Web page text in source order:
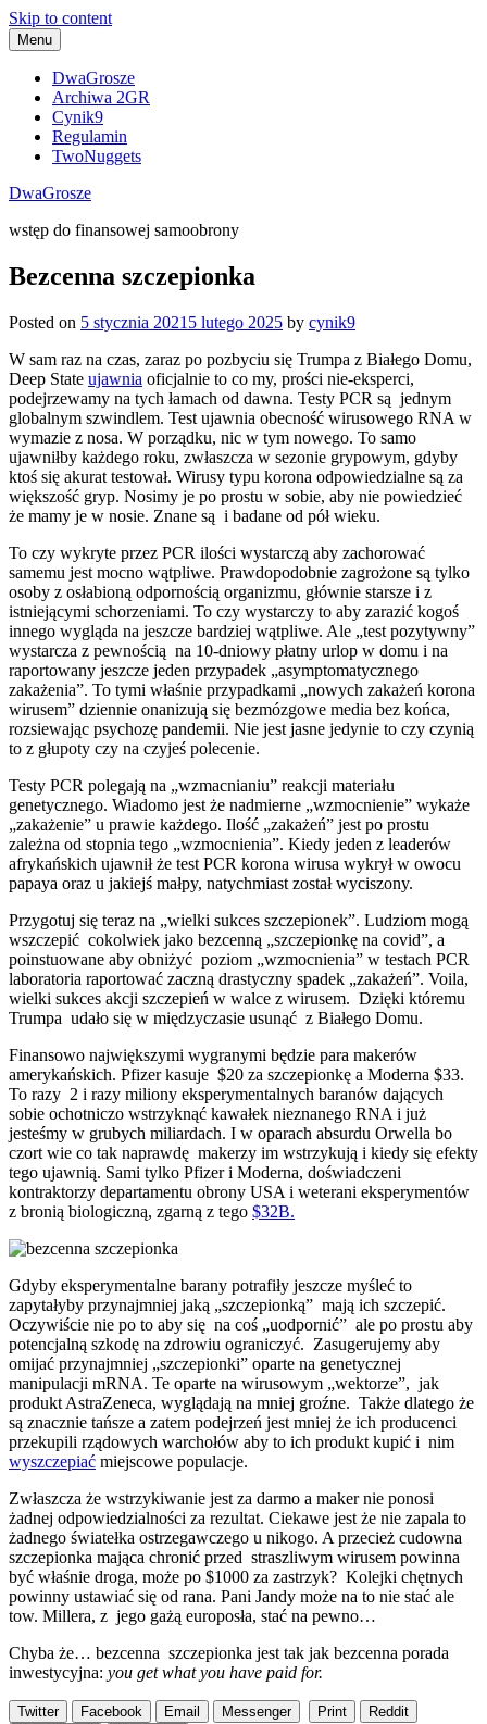
Skip to content
Menu
DwaGrosze
Archiwa 2GR
Cynik9
Regulamin
TwoNuggets
DwaGrosze
wstęp do finansowej samoobrony
Bezcenna szczepionka
Posted on 5 stycznia 2021 5 lutego 2025 by cynik9
W sam raz na czas, zaraz po pozbyciu się Trumpa z Białego Domu,
Deep State ujawnia oficjalnie to co my, prości nie-eksperci,
podejrzewamy na tych łamach od dawna. Testy PCR są jednym
globalnym szwindlem. Test ujawnia obecność wirusowego RNA w
wymazie z nosa. W porządku, nic w tym nowego. To samo
ujawniłby każdego roku, zwłaszcza w sezonie grypowym, gdyby
ktoś się akurat testował. Wirusy typu korona odpowiedzialne są za
większość gryp. Nosimy je po prostu w sobie, aby nie powiedzieć
że mamy je w nosie. Znane są i badane od pół wieku.
To czy wykryte przez PCR ilości wystarczą aby zachorować
samemu jest mocno wątpliwe. Prawdopodobnie zagrożone są tylko
osoby z osłabioną odpornością organizmu, głównie starsze i z
istniejącymi schorzeniami. To czy wystarczy to aby zarazić kogoś
innego wygląda na jeszcze bardziej wątpliwe. Ale „test pozytywny”
wystarcza z pewnością na 10-dniowy płatny urlop w domu i na
raportowany jeszcze jeden przypadek „asymptomatycznego
zakażenia”. To tymi właśnie przypadkami „nowych zakażeń korona
wirusem” dziennie onanizują się bezmózgowe media bez końca,
rozsiewając psychozę pandemii. Nie jest jasne jedynie to czy czynią
to z głupoty czy na czyjeś polecenie.
Testy PCR polegają na „wzmacnianiu” reakcji materiału
genetycznego. Wiadomo jest że nadmierne „wzmocnienie” wykaże
„zakażenie” u prawie każdego. Ilość „zakażeń” jest po prostu
zależna od stopnia tego „wzmocnienia”. Kiedy jeden z leaderów
afrykańskich ujawnił że test PCR korona wirusa wykrył w owocu
papaya oraz u jakiejś małpy, natychmiast został wyciszony.
Przygotuj się teraz na „wielki sukces szczepionek”. Ludziom mogą
wszczepić cokolwiek jako bezcenną „szczepionkę na covid”, a
poinstuowane aby obniżyć poziom „wzmocnienia” w testach PCR
laboratoria raportować zaczną drastyczny spadek „zakażeń”. Voila,
wielki sukces akcji szczepień w walce z wirusem. Dzięki któremu
Trumpa udało się w międzyczasie usunąć z Białego Domu.
Finansowo największymi wygranymi będzie para makerów
amerykańskich. Pfizer kasuje $20 za szczepionkę a Moderna $33.
To razy 2 i razy miliony eksperymentalnych baranów dających
sobie ochotniczo wstrzyknąć kawałek nieznanego RNA i już
jesteśmy w grubych miliardach. I w oparach absurdu Orwella bo
czort wie co tak naprawdę makerzy im wstrzykują i kiedy się efekty
tego ujawnią. Sami tylko Pfizer i Moderna, doświadczeni
kontraktorzy departamentu obrony USA i weterani eksperymentów
z bronią biologiczną, zgarną z tego $32B.
Gdyby eksperymentalne barany potrafiły jeszcze myśleć to
zapytałyby przynajmniej jaką „szczepionką” mają ich szczepić.
Oczywiście nie po to aby się na coś „uodpornić” ale po prostu aby
potencjalną szkodę na zdrowiu ograniczyć. Zasugerujemy aby
omijać przynajmniej „szczepionki” oparte na genetycznej
manipulacji mRNA. Te oparte na wirusowym „wektorze”, jak
produkt AstraZeneca, wyglądają na mniej groźne. Także dlatego że
są znacznie tańsze a zatem podejrzeń jest mniej że ich producenci
przekupili rządowych warchołów aby to ich produkt kupić i nim
wyszczepiać miejscowe populacje.
Zwłaszcza że wstrzykiwanie jest za darmo a maker nie ponosi
żadnej odpowiedzialności za rezultat. Ciekawe jest że nie zapala to
żadnego światełka ostrzegawczego u nikogo. A przecież cudowna
szczepionka mająca chronić przed straszliwym wirusem powinna
być właśnie droga, może po $1000 za zastrzyk? Kolejki chętnych
powinny ustawiać się od rana. Pani Jandy może na to nie stać ale
tow. Millera, z jego gażą europosła, stać na pewno…
Chyba że… bezcenna szczepionka jest tak jak bezcenna porada
inwestycyjna: you get what you have paid for.
Twitter Facebook Email Messenger Print
Reddit